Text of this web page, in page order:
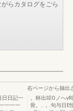
らカタログをごら
日日記一
一一一
右ページから抽出
。杯出叩Oノへ
骨。..，.句与日E